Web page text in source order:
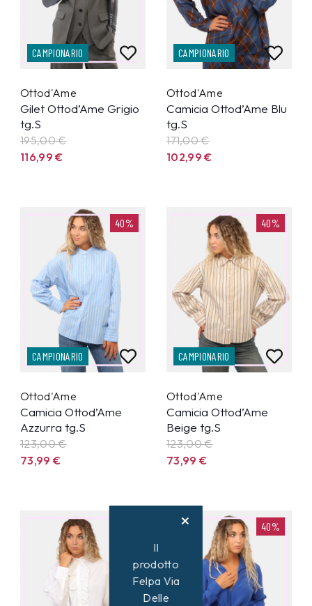
CAMPIONARIO
Ottod'Ame
Gilet Ottod’Ame Grigio
tg.S
195,00 €
116,99€
CAMPIONARIO
Ottod'Ame
Camicia Ottod’Ame Blu
tg.S
171,00 €
102,99€
40%
CAMPIONARIO
Ottod'Ame
Camicia Ottod’Ame
Azzurra tg.S
123,00 €
73,99€
40%
CAMPIONARIO
Ottod'Ame
Camicia Ottod’Ame
Beige tg.S
123,00 €
73,99€
40%
Il
prodotto
Felpa Via
Delle